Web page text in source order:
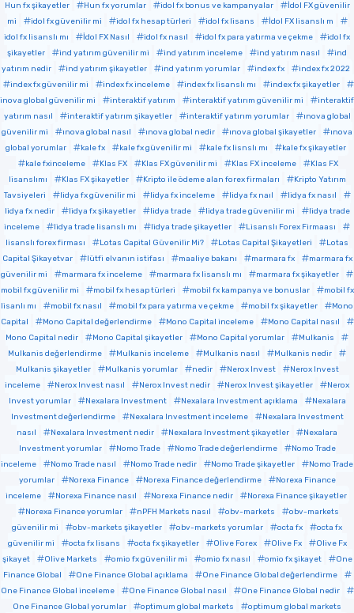
Hun fx şikayetler
Hun fx yorumlar idol fx bonus ve kampanyalar
İdol FX güvenilir
mi
idol fx güvenilir mi idol fx hesap türleri idol fx lisans
İdol FX lisanslı m
idol fx lisanslı mı
İdol FX Nasıl idol fx nasıl idol fx para yatırma ve çekme
idol fx
şikayetler
ind yatırım güvenilir mi ind yatırım inceleme ind yatırım nasıl
ind
yatırım nedir
ind yatırım şikayetler ind yatırım yorumlar index fx
index fx 2022
index fx güvenilir mi
index fx inceleme index fx lisanslı mı
index fx şikayetler
inova global güvenilir mi
interaktif yatırım interaktif yatırım güvenilir mi
interaktif
yatırım nasıl
interaktif yatırım şikayetler interaktif yatırım yorumlar
ınova global
güvenilir mi
ınova global nasıl ınova global nedir ınova global şikayetler
ınova
global yorumlar
kale fx kale fx güvenilir mi kale fx lisnslı mı
kale fx şikayetler
kale fxinceleme
Klas FX Klas FX güvenilir mi Klas FX inceleme
Klas FX
lisanslımı
Klas FX şikayetler Kripto ile ödeme alan forex firmaları
Kripto Yatırım
Tavsiyeleri
lidya fx güvenilir mi lidya fx inceleme lidya fx naıl
lidya fx nasıl
lidya fx nedir
lidya fx şikayetler lidya trade lidya trade güvenilir mi
lidya trade
inceleme
lidya trade lisanslı mı lidya trade şikayetler
Lisanslı Forex Firmaası
lisanslı forex firması
Lotas Capital Güvenilir Mi? Lotas Capital Şikayetleri
Lotas
Capital Şikayetvar
lütfi elvanın istifası maaliye bakanı marmara fx
marmara fx
güvenilir mi
marmara fx inceleme marmara fx lisanslı mı
marmara fx şikayetler
mobil fx güvenilir mi
mobil fx hesap türleri mobil fx kampanya ve bonuslar
mobil fx
lisanlı mı
mobil fx nasıl mobil fx para yatırma ve çekme mobil fx şikayetler
Mono
Capital
Mono Capital değerlendirme Mono Capital inceleme
Mono Capital nasıl
Mono Capital nedir
Mono Capital şikayetler Mono Capital yorumlar
Mulkanis
Mulkanis değerlendirme
Mulkanis inceleme Mulkanis nasıl
Mulkanis nedir
Mulkanis şikayetler
Mulkanis yorumlar nedir Nerox Invest
Nerox Invest
inceleme
Nerox Invest nasıl Nerox Invest nedir Nerox Invest şikayetler
Nerox
Invest yorumlar
Nexalara Investment Nexalara Investment açıklama
Nexalara
Investment değerlendirme
Nexalara Investment inceleme
Nexalara Investment
nasıl
Nexalara Investment nedir Nexalara Investment şikayetler
Nexalara
Investment yorumlar
Nomo Trade Nomo Trade değerlendirme
Nomo Trade
inceleme
Nomo Trade nasıl Nomo Trade nedir Nomo Trade şikayetler
Nomo Trade
yorumlar
Norexa Finance Norexa Finance değerlendirme
Norexa Finance
inceleme
Norexa Finance nasıl Norexa Finance nedir
Norexa Finance şikayetler
Norexa Finance yorumlar
nPFH Markets nasıl obv-markets
obv-markets
güvenilir mi
obv-markets şikayetler obv-markets yorumlar octa fx
octa fx
güvenilir mi
octa fx lisans octa fx şikayetler Olive Forex Olive Fx
Olive Fx
şikayet
Olive Markets omio fx güvenilir mi omio fx nasıl omio fx şikayet
One
Finance Global
One Finance Global açıklama
One Finance Global değerlendirme
One Finance Global inceleme
One Finance Global nasıl
One Finance Global nedir
One Finance Global yorumlar
optimum global markets
optimum global markets